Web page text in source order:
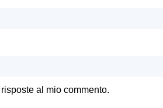
al mio commento.